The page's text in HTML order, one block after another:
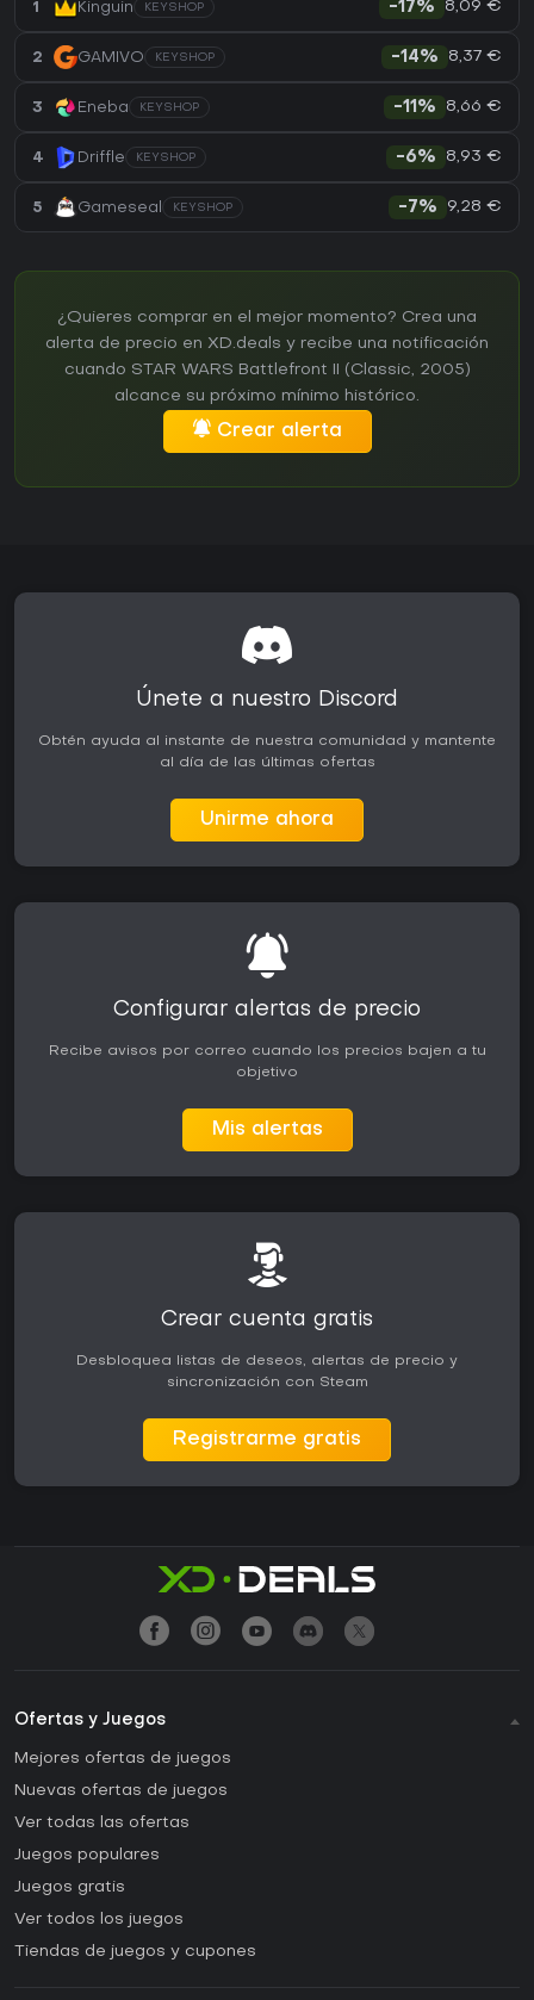
1 Kinguin KEYSHOP -17% 8,09 €
2 GAMIVO KEYSHOP -14% 8,37 €
3 Eneba KEYSHOP -11% 8,66 €
4 Driffle KEYSHOP -6% 8,93 €
5 Gameseal KEYSHOP -7% 9,28 €
¿Quieres comprar en el mejor momento? Crea una
alerta de precio en XD.deals y recibe una notificación
cuando STAR WARS Battlefront II (Classic, 2005)
alcance su próximo mínimo histórico.
Crear alerta
Únete a nuestro Discord
Obtén ayuda al instante de nuestra comunidad y mantente
al día de las últimas ofertas
Unirme ahora
Configurar alertas de precio
Recibe avisos por correo cuando los precios bajen a tu
objetivo
Mis alertas
Crear cuenta gratis
Desbloquea listas de deseos, alertas de precio y
sincronización con Steam
Registrarme gratis
Ofertas y Juegos
Mejores ofertas de juegos
Nuevas ofertas de juegos
Ver todas las ofertas
Juegos populares
Juegos gratis
Ver todos los juegos
Tiendas de juegos y cupones